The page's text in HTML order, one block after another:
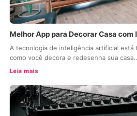
Melhor App para Decorar Casa com
A tecnologia de inteligência artificial está
como você decora e redesenha sua
Leia mais